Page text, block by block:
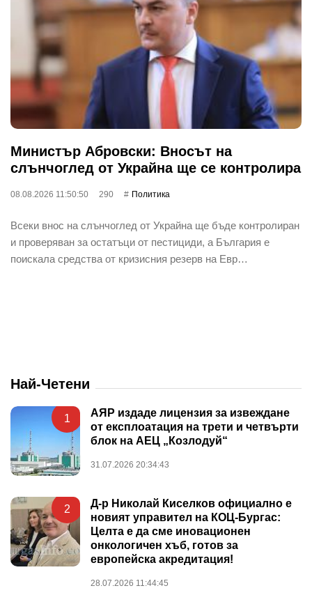
Министър Абровски: Вносът на
слънчоглед от Украйна ще се контролира
08.08.2026 11:50:50 290 Политика
Всеки внос на слънчоглед от Украйна ще бъде контролиран
и проверяван за остатъци от пестициди, а България е
поискала средства от кризисния резерв на Евр…
Най-Четени
1
АЯР издаде лицензия за извеждане
от експлоатация на трети и четвърти
блок на АЕЦ „Козлодуй“
31.07.2026 20:34:43
2
Д-р Николай Киселков официално е
новият управител на КОЦ-Бургас:
Целта е да сме иновационен
онкологичен хъб, готов за
европейска акредитация!
28.07.2026 11:44:45